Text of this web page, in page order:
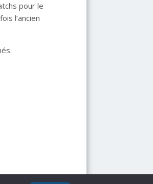
pour le
l’ancien